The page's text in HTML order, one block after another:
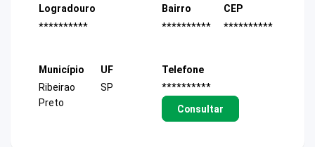
Logradouro
**********
Bairro
**********
CEP
**********
Município
Ribeirao
Preto
UF
SP
Telefone
**********
Consultar